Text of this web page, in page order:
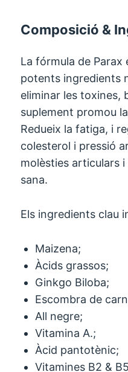
Composició &
La fórmula de Parax
potents ingredients
eliminar les toxines,
suplement promou
Redueix la fatiga, i
colesterol i pressió
molèsties articulars
sana.
Els ingredients clau
Maizena;
Àcids grassos;
Ginkgo Biloba;
Escombra de
All negre;
Vitamina A.;
Àcid pantotènic;
Vitamines B2 &